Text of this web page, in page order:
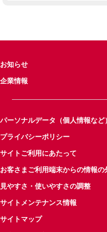
お知らせ
企業情報
パーソナルデータ（個人情報など
プライバシーポリシー
サイトご利用にあたって
お客さまご利用端末からの情報の
見やすさ・使いやすさの調整
サイトメンテナンス情報
サイトマップ